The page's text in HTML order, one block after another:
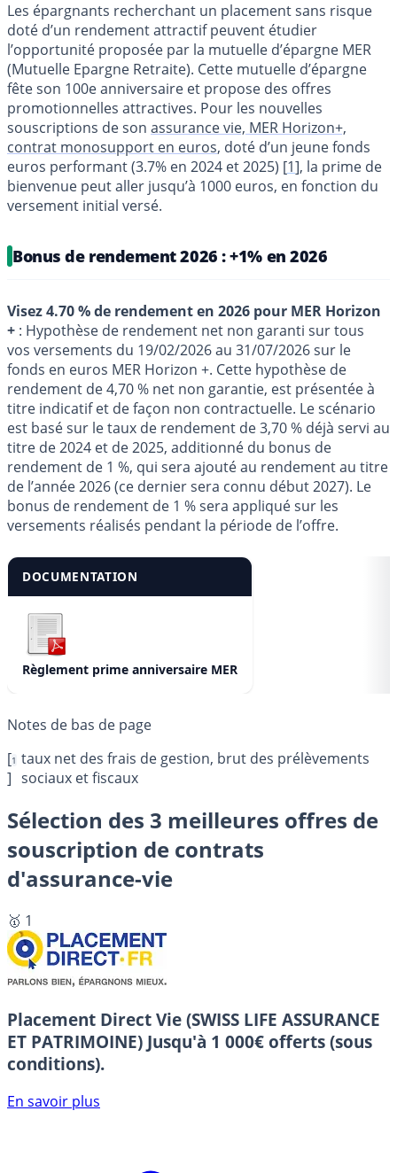
Les épargnants recherchant un placement sans risque
doté d’un rendement attractif peuvent étudier
l’opportunité proposée par la mutuelle d’épargne MER
(Mutuelle Epargne Retraite). Cette mutuelle d’épargne
fête son 100e anniversaire et propose des offres
promotionnelles attractives. Pour les nouvelles
souscriptions de son assurance vie, MER Horizon+,
contrat monosupport en euros, doté d’un jeune fonds
euros performant (3.7% en 2024 et 2025) [1], la prime de
bienvenue peut aller jusqu’à 1000 euros, en fonction du
versement initial versé.
Bonus de rendement 2026 : +1% en 2026
Visez 4.70 % de rendement en 2026 pour MER Horizon
+ : Hypothèse de rendement net non garanti sur tous
vos versements du 19/02/2026 au 31/07/2026 sur le
fonds en euros MER Horizon +. Cette hypothèse de
rendement de 4,70 % net non garantie, est présentée à
titre indicatif et de façon non contractuelle. Le scénario
est basé sur le taux de rendement de 3,70 % déjà servi au
titre de 2024 et de 2025, additionné du bonus de
rendement de 1 %, qui sera ajouté au rendement au titre
de l’année 2026 (ce dernier sera connu début 2027). Le
bonus de rendement de 1 % sera appliqué sur les
versements réalisés pendant la période de l’offre.
DOCUMENTATION
Règlement prime anniversaire MER
[1
]
taux net des frais de gestion, brut des prélèvements
sociaux et fiscaux
Sélection des 3 meilleures offres de
souscription de contrats
d'assurance-vie
🥇 1
Placement Direct Vie (SWISS LIFE ASSURANCE
ET PATRIMOINE) Jusqu'à 1 000€ offerts (sous
conditions).
En savoir plus